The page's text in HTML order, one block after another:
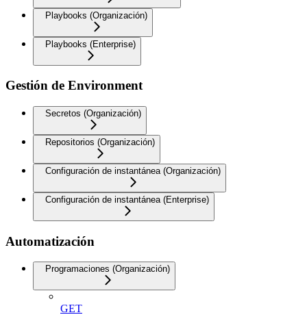
Playbooks (Organización)
Playbooks (Enterprise)
Gestión de Environment
Secretos (Organización)
Repositorios (Organización)
Configuración de instantánea (Organización)
Configuración de instantánea (Enterprise)
Automatización
Programaciones (Organización)
GET